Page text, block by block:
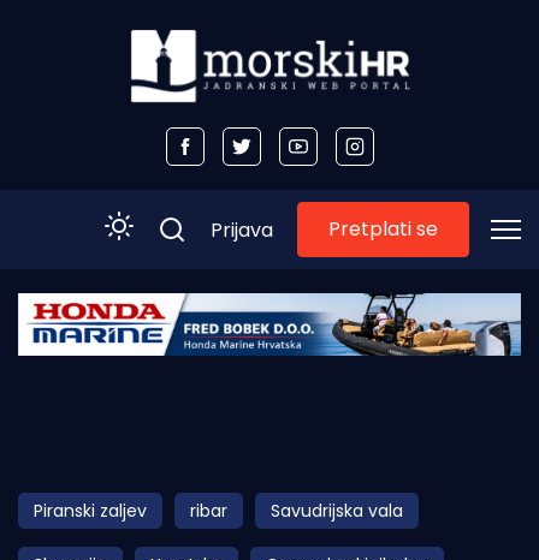
Početna
Obala
Otoci
Prijava Pretplati se
Piranski zaljev ribar Savudrijska vala